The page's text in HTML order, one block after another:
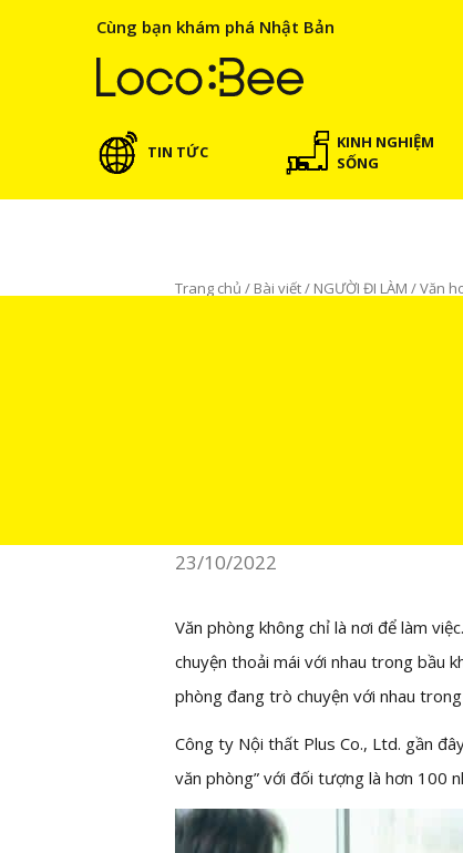
Cùng bạn khám phá Nhật Bản
TIN TỨC
KINH NGHIỆM
SỐNG
Trang chủ / Bài viết/ NGƯỜI ĐI LÀM /Văn
Trong môi trường
23/10/2022
Văn phòng không chỉ là nơi để làm
chuyện thoải mái với nhau trong bầu
phòng đang trò chuyện với nhau
Công ty Nội thất Plus Co., Ltd. gần
văn phòng” với đối tượng là hơn 100